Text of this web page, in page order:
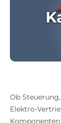
Ob
Elektro-